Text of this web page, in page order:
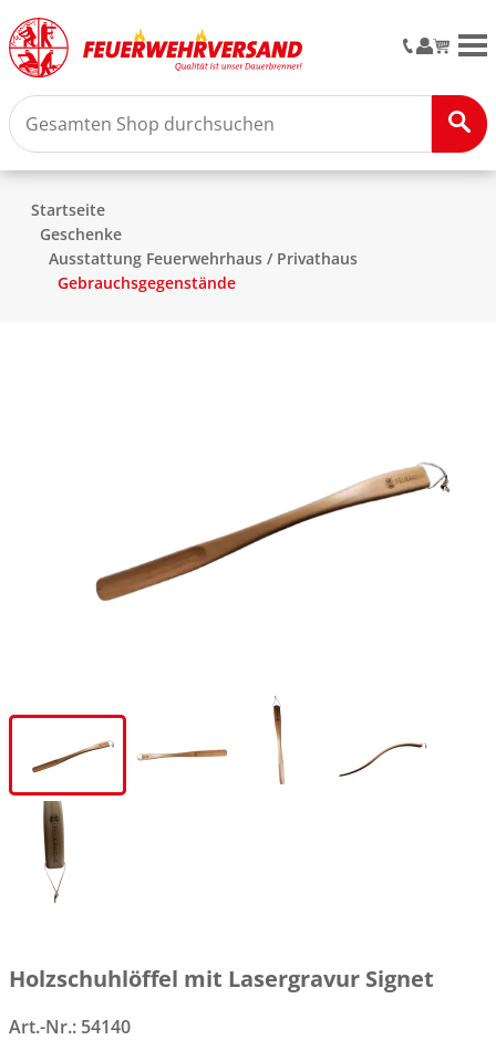
Startseite
Geschenke
Ausstattung Feuerwehrhaus / Privathaus
Gebrauchsgegenstände
Holzschuhlöffel mit Lasergravur Signet
Art.-Nr.: 54140